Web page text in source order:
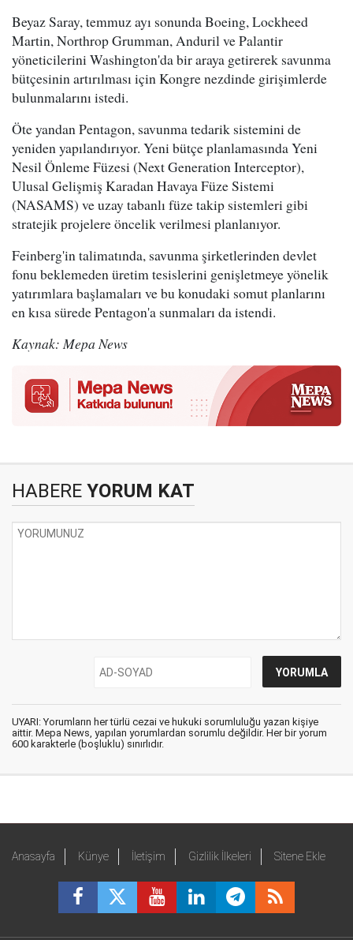
Beyaz Saray, temmuz ayı sonunda Boeing, Lockheed
Martin, Northrop Grumman, Anduril ve Palantir
yöneticilerini Washington'da bir araya getirerek savunma
bütçesinin artırılması için Kongre nezdinde girişimlerde
bulunmalarını istedi.
Öte yandan Pentagon, savunma tedarik sistemini de
yeniden yapılandırıyor. Yeni bütçe planlamasında Yeni
Nesil Önleme Füzesi (Next Generation Interceptor),
Ulusal Gelişmiş Karadan Havaya Füze Sistemi
(NASAMS) ve uzay tabanlı füze takip sistemleri gibi
stratejik projelere öncelik verilmesi planlanıyor.
Feinberg'in talimatında, savunma şirketlerinden devlet
fonu beklemeden üretim tesislerini genişletmeye yönelik
yatırımlara başlamaları ve bu konudaki somut planlarını
en kısa sürede Pentagon'a sunmaları da istendi.
Kaynak: Mepa News
HABERE YORUM KAT
UYARI: Yorumların her türlü cezai ve hukuki sorumluluğu yazan kişiye
aittir. Mepa News, yapılan yorumlardan sorumlu değildir. Her bir yorum
600 karakterle (boşluklu) sınırlıdır.
Anasayfa Künye İletişim Gizlilik İlkeleri Sitene Ekle